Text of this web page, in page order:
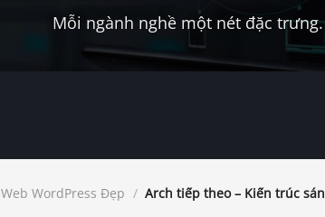
Mỗi ngành nghề một nét đặc
Web WordPress Đẹp / Arch tiếp theo – Kiến trúc